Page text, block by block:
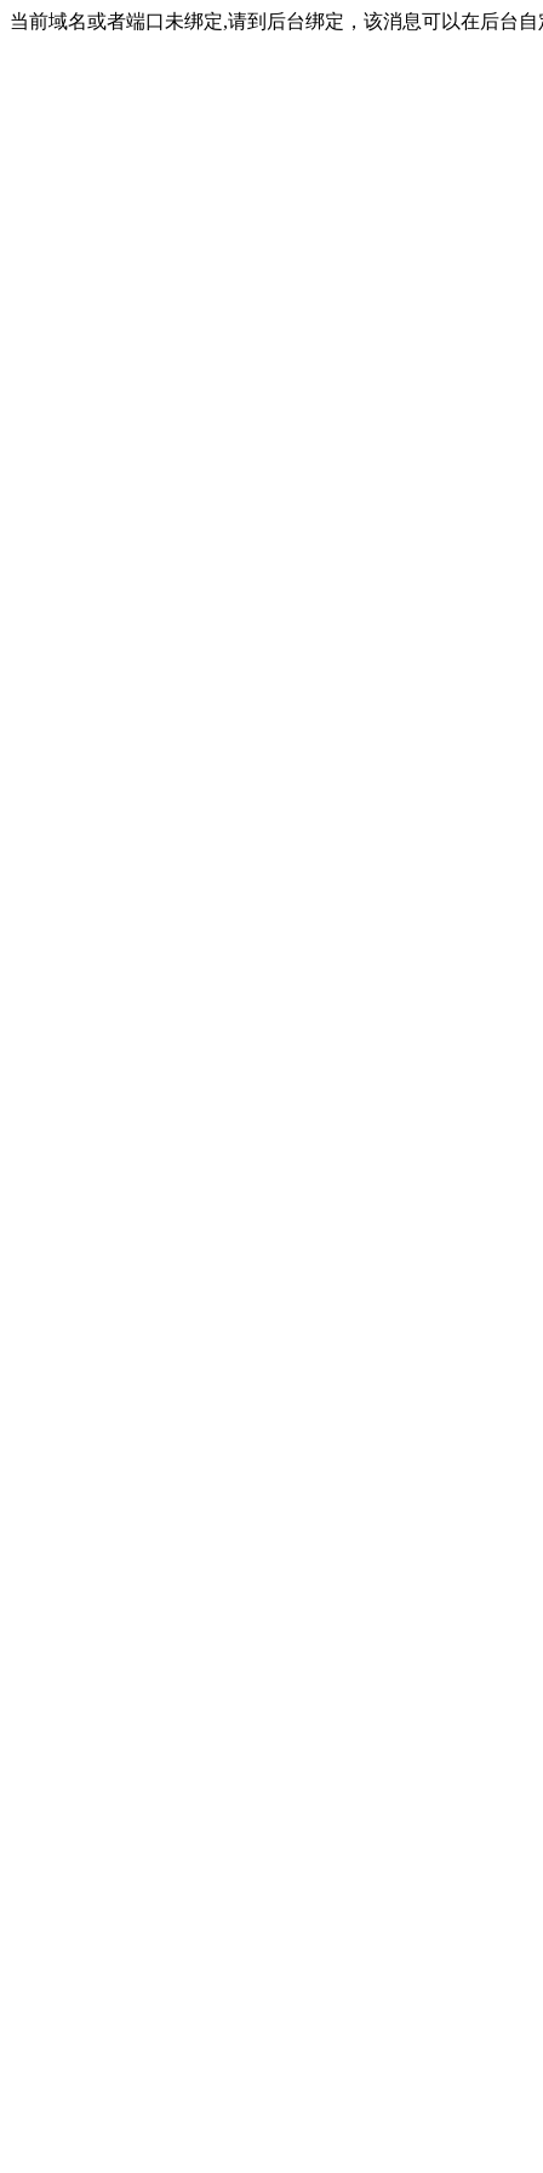
当前域名或者端口未绑定,请到后台绑定，该消息可以在后台自